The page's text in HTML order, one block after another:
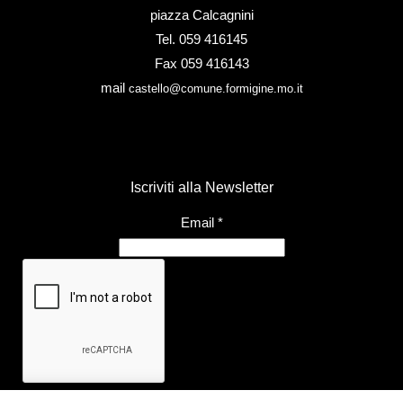
piazza Calcagnini
Tel. 059 416145
Fax 059 416143
mail castello@comune.formigine.mo.it
Iscriviti alla Newsletter
Email *